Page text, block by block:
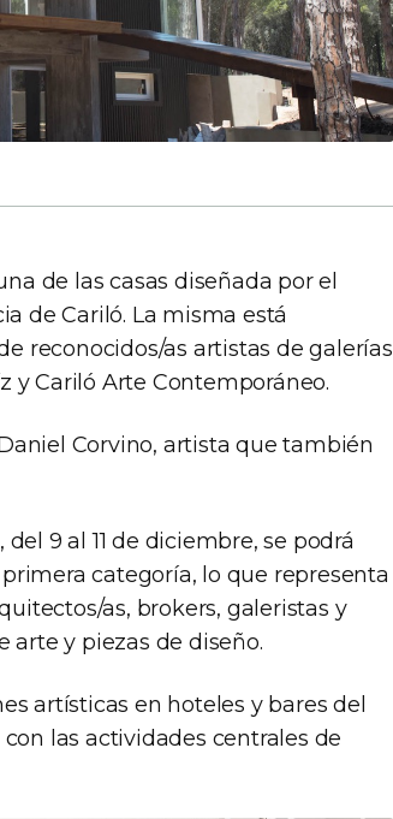
de las casas diseñada por el
de Cariló. La misma está
reconocidos/as artistas de galerías
y Cariló Arte Contemporáneo.
Corvino, artista que también
9 al 11 de diciembre, se podrá
categoría, lo que representa
as, brokers, galeristas y
arte y piezas de diseño.
artísticas en hoteles y bares del
las actividades centrales de